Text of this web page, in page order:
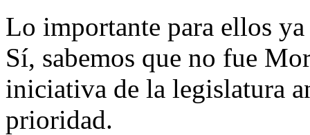
Lo importante para ellos
Sí, sabemos que no fue
iniciativa de la legislatura
prioridad.